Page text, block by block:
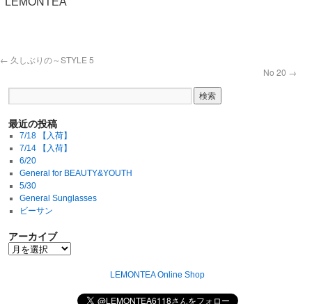
← 久しぶりの～STYLE 5
No 20 →
最近の投稿
7/18 【入荷】
7/14 【入荷】
6/20
General for BEAUTY&YOUTH
5/30
General Sunglasses
ビーサン
アーカイブ
LEMONTEA Online Shop